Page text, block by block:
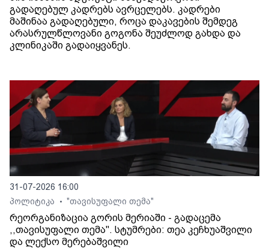
გადაღებულ კადრებს ავრცელებს. კადრები
მაშინაა გადაღებული, როცა დაკავების შემდეგ
არასრულწლოვანი გოგონა შეუძლოდ გახდა და
კლინიკაში გადაიყვანეს.
31-07-2026 16:00
პოლიტიკა
• "თავისუფალი თემა"
რეორგანიზაცია გორის მერიაში - გადაცემა
,,თავისუფალი თემა". სტუმრები: თეა კეჩხუაშვილი
და ლექსო მერებაშვილი